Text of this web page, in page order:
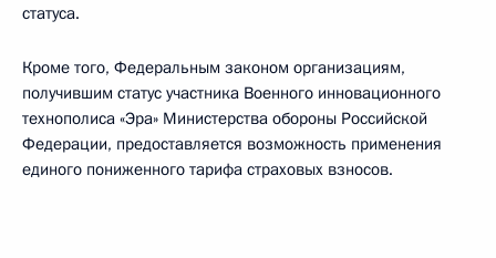
статуса.
Кроме того, Федеральным законом организациям,
получившим статус участника Военного инновационного
технополиса «Эра» Министерства обороны Российской
Федерации, предоставляется возможность применения
единого пониженного тарифа страховых взносов.